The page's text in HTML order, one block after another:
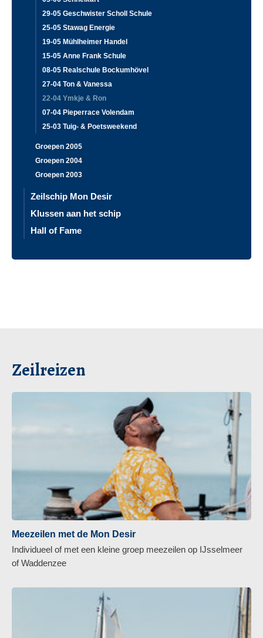
29-05 Geschwister Scholl Schule
25-05 Stawag Energie
19-05 Mühlheimer Handel
15-05 Anne Frank Schule
08-05 Realschule Bockumhövel
27-04 Ton & Vanessa
22-04 Ymkje & Ron
07-04 Pieperrace Volendam
25-03 Tuig- & Poetsweekend
Groepen 2005
Groepen 2004
Groepen 2003
Zeilschip Mon Desir
Klussen aan het schip
Hall of Fame
Zeilreizen
Meezeilen met de Mon Desir
Individueel of met een kleine groep meezeilen op IJsselmeer
of Waddenzee